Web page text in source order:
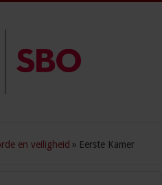
en veiligheid » Eerste Kamer